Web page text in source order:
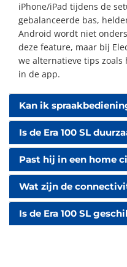
iPhone/iPad tijdens de
gebalanceerde bas,
Android wordt niet
deze feature, maar bij
we alternatieve tips zoals
in de app.
Kan ik
Is de Era 100 SL
Past hij in een home
Wat zijn de
Is de Era 100 SL